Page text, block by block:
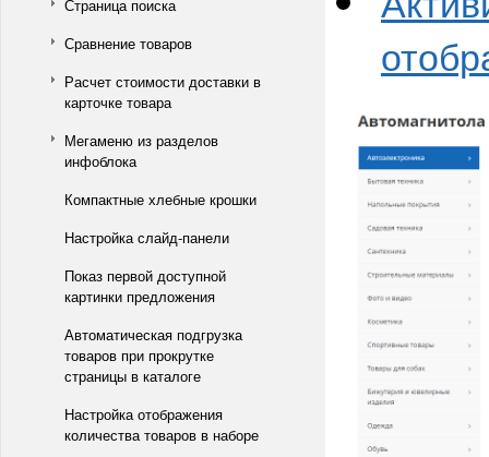
Страница поиска
Сравнение товаров
Расчет стоимости доставки в
карточке товара
Мегаменю из разделов
инфоблока
Компактные хлебные крошки
Настройка слайд-панели
Показ первой доступной
картинки предложения
Автоматическая подгрузка
товаров при прокрутке
страницы в каталоге
Настройка отображения
количества товаров в наборе